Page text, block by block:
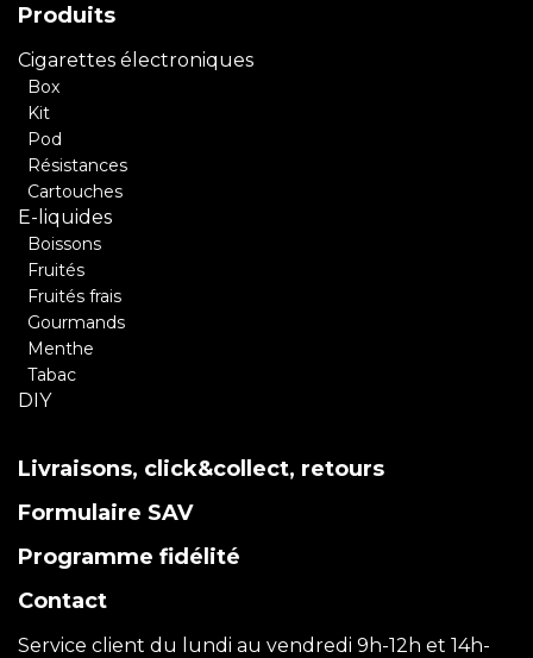
Produits
Cigarettes électroniques
Box
Kit
Pod
Résistances
Cartouches
E-liquides
Boissons
Fruités
Fruités frais
Gourmands
Menthe
Tabac
DIY
Livraisons, click&collect, retours
Formulaire SAV
Programme fidélité
Contact
Service client du lundi au vendredi 9h-12h et 14h-